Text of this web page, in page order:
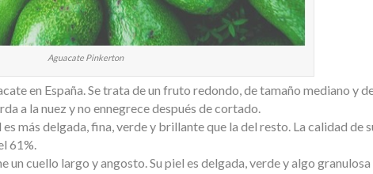
Aguacate Pinkerton
en España. Se trata de un fruto redondo, de tamaño mediano y
a la nuez y no ennegrece después de cortado.
más delgada, fina, verde y brillante que la del resto. La calidad de
61%.
cuello largo y angosto. Su piel es delgada, verde y algo granulosa